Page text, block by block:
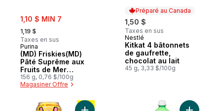
sale:
1,10 $ MIN 7
, formerly:
1,19 $
Taxes en sus
Purina
(MD) Friskies(MD)
Pâté Suprême aux
Fruits de Mer
Nourriture pour
Chats Bôite
156 g, 0,76 $/100g
Magasiner Offre
Préparé au Canada
1,50 $
Taxes en sus
Préparé au Canada
Nestlé
Kitkat 4 bâtonnets
de gaufrette,
chocolat au lait
45 g, 3,33 $/100g